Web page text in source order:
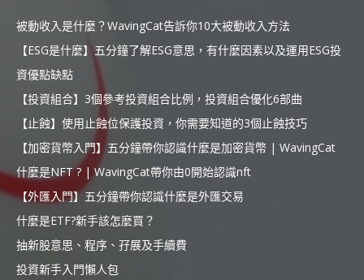
被動收入是什麼？WavingCat告訴你10大被動收入方法
【ESG是什麼】五分鐘了解ESG意思，有什麼因素以及運用ESG投
資優點缺點
【投資組合】3個參考投資組合比例，投資組合優化6部曲
【止蝕】使用止蝕位保護投資，你需要知道的3個止蝕技巧
【加密貨幣入門】五分鐘帶你認識什麼是加密貨幣 | WavingCat
什麼是NFT ? | WavingCat帶你由0開始認識nft
【外匯入門】五分鐘帶你認識什麼是外匯交易
什麼是ETF?新手該怎麼買？
抽新股意思、程序、孖展及手續費
投資新手入門懶人包